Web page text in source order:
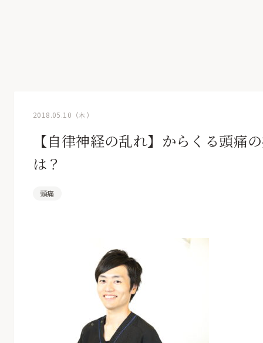
2018.05.10（木）
【自律神経の乱れ】からくる頭痛
は？
頭痛